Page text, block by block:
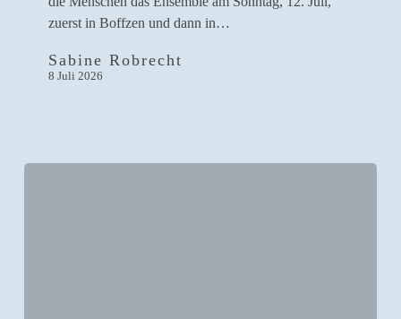
zuerst in Boffzen und dann in…
Sabine Robrecht
8 Juli 2026